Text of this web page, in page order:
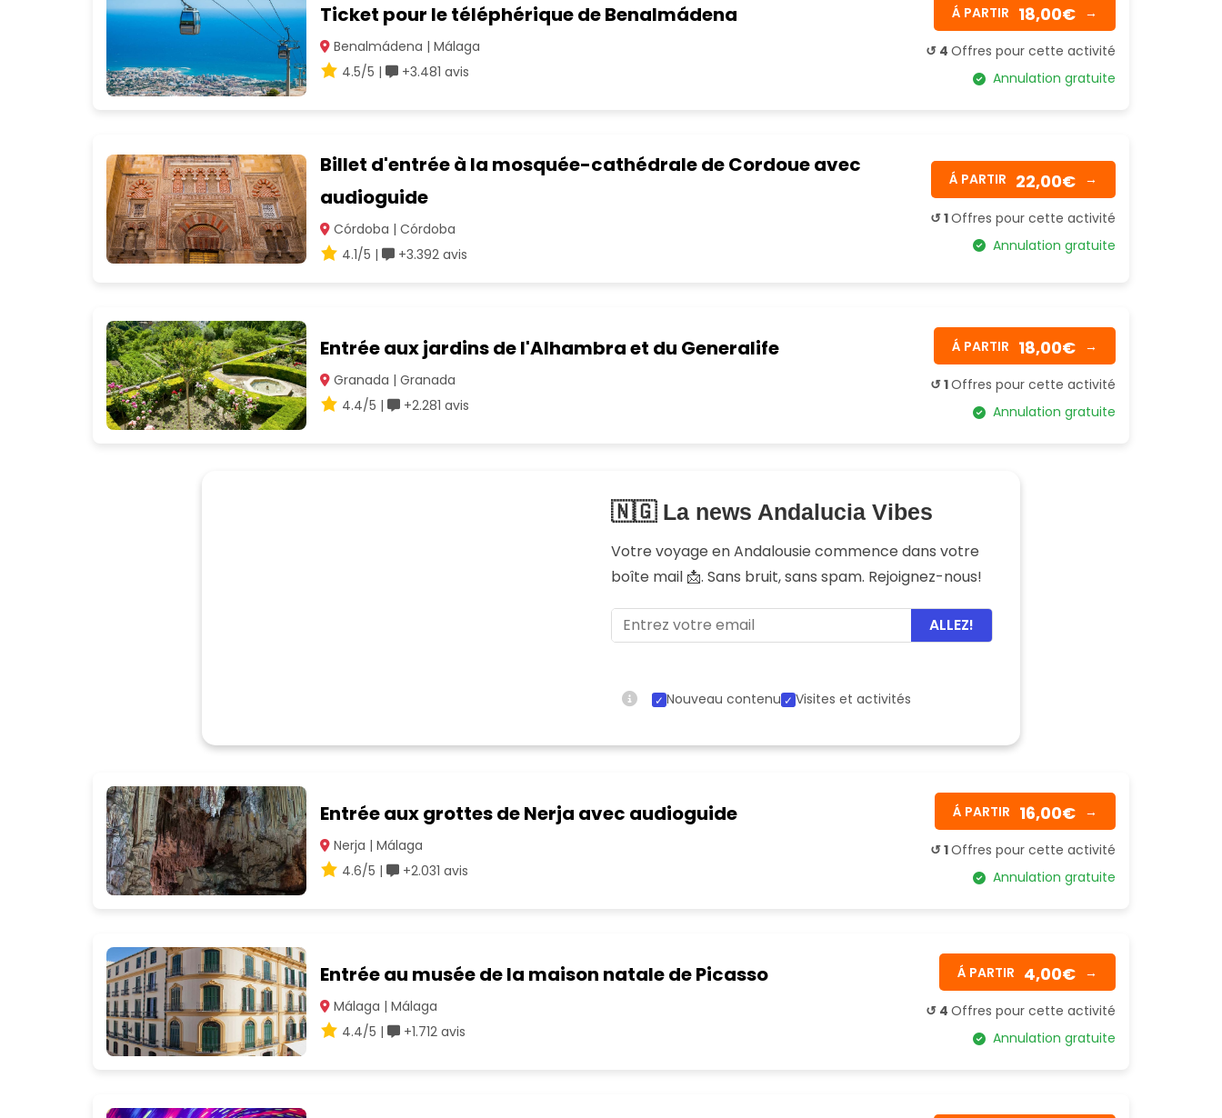
Ticket pour le téléphérique de Benalmádena
Benalmádena | Málaga
4.5/5 |
+3.481 avis
Á PARTIR 18,00€ →
↺ 4 Offres pour cette activité
Annulation gratuite
Billet d'entrée à la mosquée-cathédrale de Cordoue avec
audioguide
Córdoba | Córdoba
4.1/5 |
+3.392 avis
Á PARTIR 22,00€ →
↺ 1Offres pour cette activité
Annulation gratuite
Entrée aux jardins de l'Alhambra et du Generalife
Granada | Granada
4.4/5 |
+2.281 avis
Á PARTIR 18,00€ →
↺ 1Offres pour cette activité
Annulation gratuite
🇳🇬 La news Andalucia Vibes
Votre voyage en Andalousie commence dans votre
boîte mail 📩. Sans bruit, sans spam. Rejoignez-nous!
ALLEZ!
Nouveau contenu Visites et activités
Entrée aux grottes de Nerja avec audioguide
Nerja | Málaga
4.6/5 |
+2.031 avis
Á PARTIR 16,00€ →
↺ 1Offres pour cette activité
Annulation gratuite
Entrée au musée de la maison natale de Picasso
Málaga | Málaga
4.4/5 |
+1.712 avis
Á PARTIR 4,00€ →
↺ 4 Offres pour cette activité
Annulation gratuite